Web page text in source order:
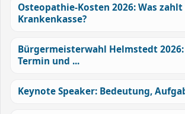
Osteopathie-Kosten 2026: Was zahlt
Krankenkasse?
Bürgermeisterwahl Helmstedt
Termin und ...
Keynote Speaker: Bedeutung,